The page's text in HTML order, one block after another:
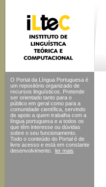
O Portal da Língua Portuguesa é
um repositório organizado de
recursos linguísticos. Pretende
ser orientado tanto para o
público em geral como para a
comunidade científica, servindo
de apoio a quem trabalha com a
língua portuguesa e a todos os
que têm interesse ou dúvidas
sobre o seu funcionamento.
Todo o conteúdo do Portal é de
livre acesso e está em constante
desenvolvimento.
ler mais